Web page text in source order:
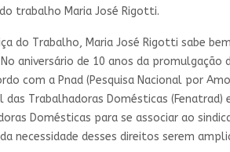
trabalho Maria José Rigotti.
do Trabalho, Maria José Rigotti sabe
aniversário de 10 anos da
com a Pnad (Pesquisa Nacional por
das Trabalhadoras Domésticas
Domésticas para se associar ao
necessidade desses direitos serem